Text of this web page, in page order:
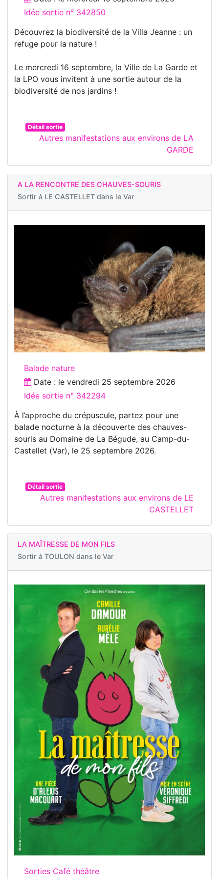
Idée sortie n° 342850
Découvrez la biodiversité de la Villa Jeanne : un
refuge pour la nature !
Le mercredi 16 septembre, la Ville de La Garde et
la LPO vous invitent à une sortie autour de la
biodiversité de nos jardins !
Détail sortie
Autres manifestations aux environs de LA
GARDE
A LA RENCONTRE DES CHAUVES-SOURIS
Sortir à LE CASTELLET dans le Var
Balade nature
Date : le vendredi 25 septembre 2026
Idée sortie n° 342294
À l’approche du crépuscule, partez pour une
balade nocturne à la découverte des chauves-
souris au Domaine de La Bégude, au Camp-du-
Castellet (Var), le 25 septembre 2026.
Détail sortie
Autres manifestations aux environs de LE
CASTELLET
LA MAÎTRESSE DE MON FILS
Sortir à TOULON dans le Var
Sorties Café théâtre